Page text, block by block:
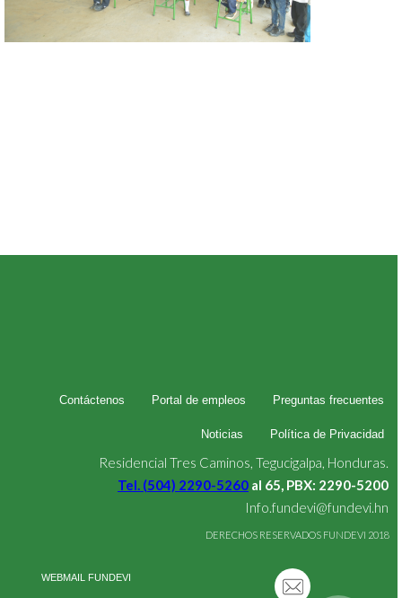
Contáctenos Portal de empleos Preguntas frecuentes
Noticias Política de Privacidad
Residencial Tres Caminos, Tegucigalpa, Honduras.
Tel. (504) 2290-5260 al 65, PBX: 2290-5200
Info.fundevi@fundevi.hn
DERECHOS RESERVADOS FUNDEVI 2018
WEBMAIL FUNDEVI